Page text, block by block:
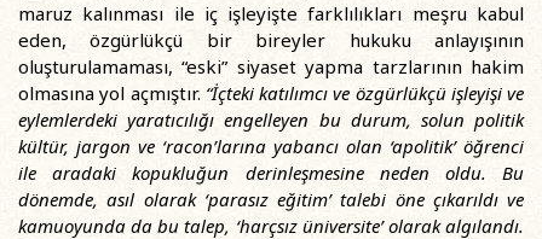
maruz kalınması ile iç işleyişte farklılıkları meşru kabul
eden, özgürlükçü bir bireyler hukuku anlayışının
oluşturulamaması, “eski” siyaset yapma tarzlarının hakim
olmasına yol açmıştır. “İçteki katılımcı ve özgürlükçü işleyişi ve
eylemlerdeki yaratıcılığı engelleyen bu durum, solun politik
kültür, jargon ve ‘racon’larına yabancı olan ‘apolitik’ öğrenci
ile aradaki kopukluğun derinleşmesine neden oldu. Bu
dönemde, asıl olarak ‘parasız eğitim’ talebi öne çıkarıldı ve
kamuoyunda da bu talep, ‘harçsız üniversite’ olarak algılandı.